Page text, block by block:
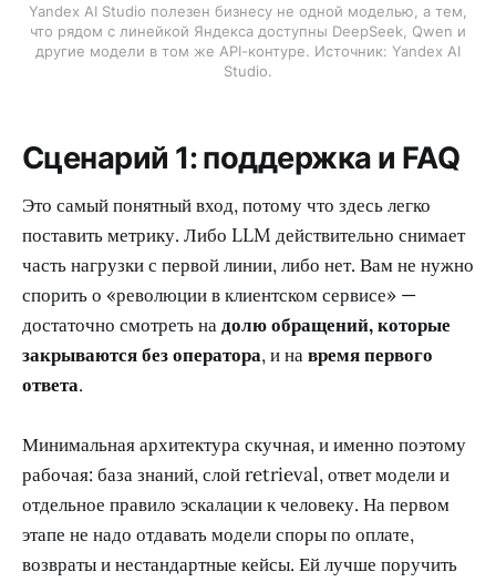
Yandex AI Studio полезен бизнесу не одной моделью, а тем,
что рядом с линейкой Яндекса доступны DeepSeek, Qwen и
другие модели в том же API-контуре. Источник: Yandex AI
Studio.
Сценарий 1: поддержка и FAQ
Это самый понятный вход, потому что здесь легко
поставить метрику. Либо LLM действительно снимает
часть нагрузки с первой линии, либо нет. Вам не нужно
спорить о «революции в клиентском сервисе» —
достаточно смотреть надолю обращений, которые
закрываются без оператора, и навремя первого
ответа.
Минимальная архитектура скучная, и именно поэтому
рабочая: база знаний, слой retrieval, ответ модели и
отдельное правило эскалации к человеку. На первом
этапе не надо отдавать модели споры по оплате,
возвраты и нестандартные кейсы. Ей лучше поручить